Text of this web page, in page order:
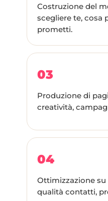
Costruzione del
scegliere te, cosa
prometti.
03
Produzione di
creatività,
04
Ottimizzazione su
qualità contatti,